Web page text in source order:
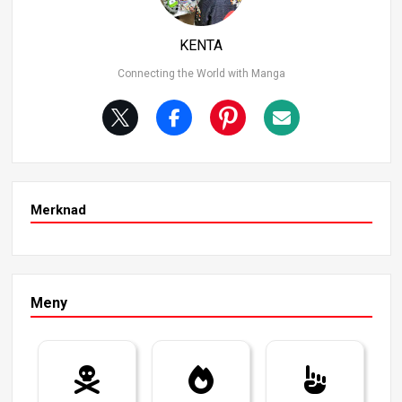
sine med raske hugg og raske bevegelser. I løpet av Wan
kraft ved å etterlate arr på Kaido, men han klarte ikke å l
evere et avgjørende slag, noe som plasserer ham på 11.
KENTA
Connecting the World with Manga
Merknad
Meny